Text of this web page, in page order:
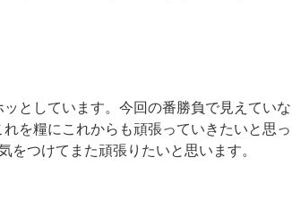
としています。今回の番勝負で見えていな
を糧にこれからも頑張っていきたいと思っ
つけてまた頑張りたいと思います。